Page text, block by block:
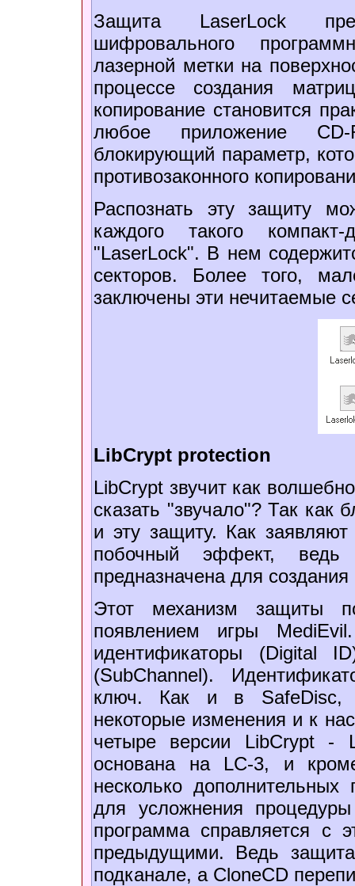
Защита LaserLock
шифровального
лазерной метки на
процессе создания
копирование становится
любое приложение
блокирующий параметр,
противозаконного
Распознать эту защиту
каждого такого
"LaserLock". В нем
секторов. Более того,
заключены эти нечитаемые
LibCrypt protection
LibCrypt звучит как
сказать "звучало"? Так как
и эту защиту. Как
побочный эффект, ведь
предназначена для
Этот механизм защиты
появлением игры
идентификаторы (Digital
(SubChаnnel).
ключ. Как и в SafeDisc,
некоторые изменения и к
четыре версии LibCrypt -
основана на LC-3, и
несколько
для усложнения
программа справляется с
предыдущими. Ведь
подканале, а CloneCD